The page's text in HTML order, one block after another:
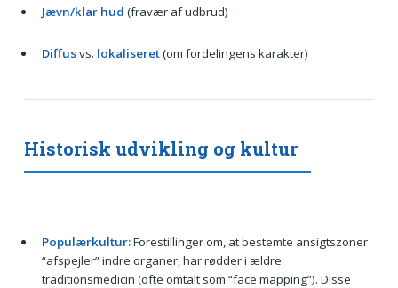
Jævn/klar hud (fravær af udbrud)
Diffusvs. lokaliseret(om fordelingens karakter)
Historisk udvikling og kultur
Populærkultur:Forestillinger om, at bestemte ansigtszoner
“afspejler” indre organer, har rødder i ældre
traditionsmedicin (ofte omtalt som “face mapping”). Disse